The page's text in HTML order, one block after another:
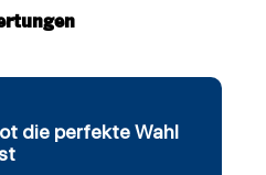
die perfekte Wahl